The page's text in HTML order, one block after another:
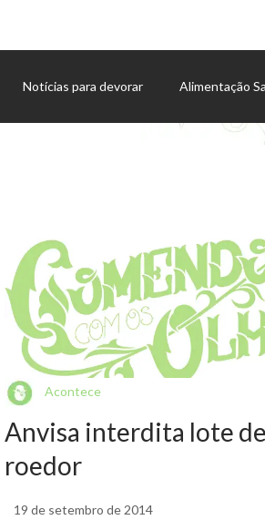
Notícias para devorar Alimentação
Acontece
Anvisa interdita lote
roedor
19 de setembro de 2014